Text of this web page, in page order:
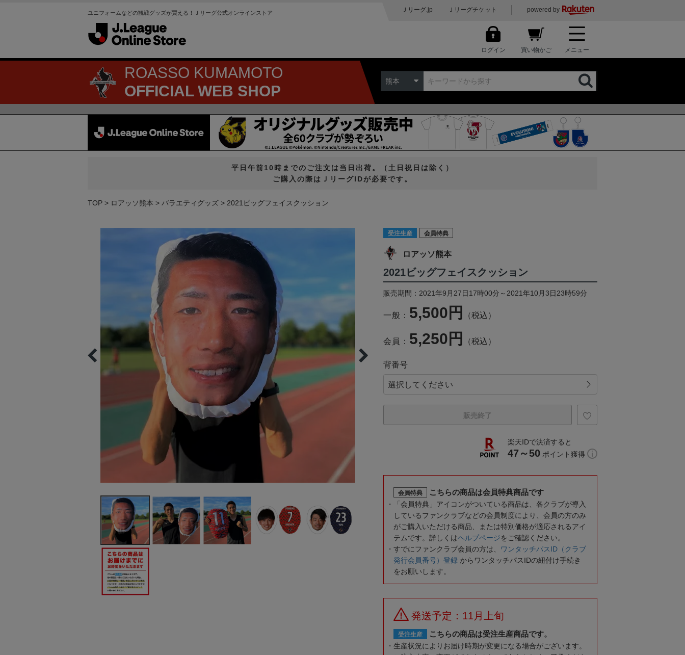
ユニフォームなどの観戦グッズが買える！Ｊリーグ公式オンラインストア Ｊリーグ.jp Ｊリーグチケット powered by
ログイン 買い物かご メニュー
ROASSO KUMAMOTO
OFFICIAL WEB SHOP
熊本
平日午前10時までのご注文は当日出荷。（土日祝日は除く）
ご購入の際はＪリーグIDが必要です。
TOP ロアッソ熊本 バラエティグッズ 2021ビッグフェイスクッション
受注生産 会員特典
ロアッソ熊本
2021ビッグフェイスクッション
販売期間：2021年9月27日17時00分～2021年10月3日23時59分
一般： 5,500円 （税込）
会員： 5,250円 （税込）
背番号
販売終了
楽天IDで決済すると
47～50 ポイント獲得
会員特典 こちらの商品は会員特典商品です
「会員特典」アイコンがついている商品は、各クラブが導入
しているファンクラブなどの会員制度により、会員の方のみ
がご購入いただける商品、または特別価格が適応されるアイ
テムです。詳しくはヘルプページをご確認ください。
すでにファンクラブ会員の方は、
ワンタッチパスID（クラブ
発行会員番号）登録 からワンタッチパスIDの紐付け手続き
をお願いします。
発送予定：11月上旬
受注生産 こちらの商品は受注生産商品です。
生産状況によりお届け時期が変更になる場合がございます。